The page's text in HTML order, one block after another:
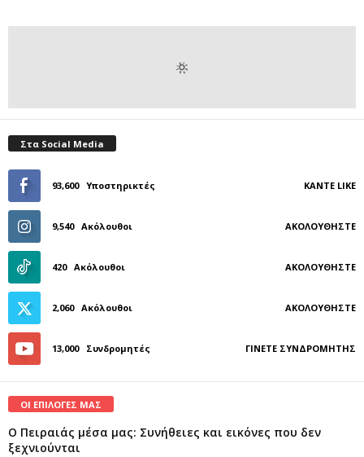
Στα Social Media
93,600 Υποστηρικτές ΚΆΝΤΕ LIKE
9,540 Ακόλουθοι ΑΚΟΛΟΥΘΉΣΤΕ
420 Ακόλουθοι ΑΚΟΛΟΥΘΉΣΤΕ
2,060 Ακόλουθοι ΑΚΟΛΟΥΘΉΣΤΕ
13,000 Συνδρομητές ΓΊΝΕΤΕ ΣΥΝΔΡΟΜΗΤΉΣ
ΟΙ ΕΠΙΛΟΓΕΣ ΜΑΣ
Ο Πειραιάς μέσα μας: Συνήθειες και εικόνες που δεν
ξεχνιούνται